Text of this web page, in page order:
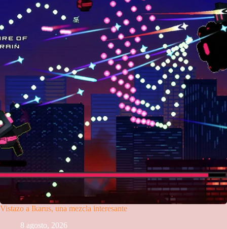
Vistazo a Ikarus, una mezcla interesante
8 agosto, 2026